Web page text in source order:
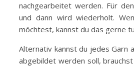
nachgearbeitet werden. Für
und dann wird wiederholt.
möchtest, kannst du das gerne
Alternativ kannst du jedes Garn
abgebildet werden soll,